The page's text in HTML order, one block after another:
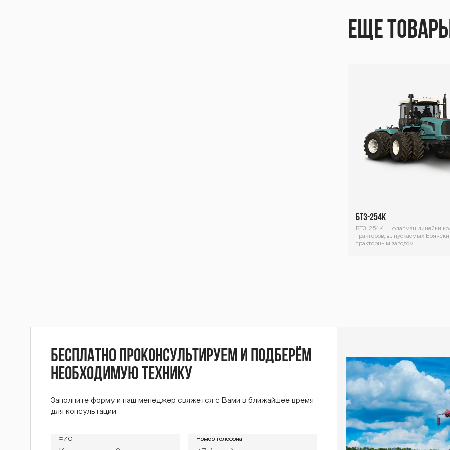
253К BTZ-
BTZ-253К
Еще
БТЗ-254К
БТЗ-254К — флагман линейки
тракторов, выпускаемых
тракторным заводом.
Бесплатно проконсультируем и подберём
необходимую технику
Заполните форму и наш менеджер свяжется с Вами в ближайшее время
для консультации
ФИО Номер телефона
Номер телефона